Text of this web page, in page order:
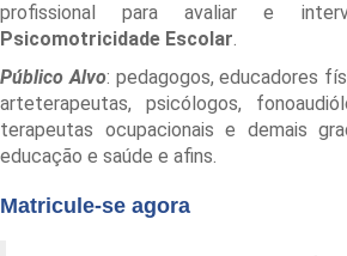
profissional para avaliar e
Psicomotricidade Escolar.
Público Alvo: pedagogos, educadores
arteterapeutas, psicólogos,
terapeutas ocupacionais e demais
educação e saúde e afins.
Matricule-se agora